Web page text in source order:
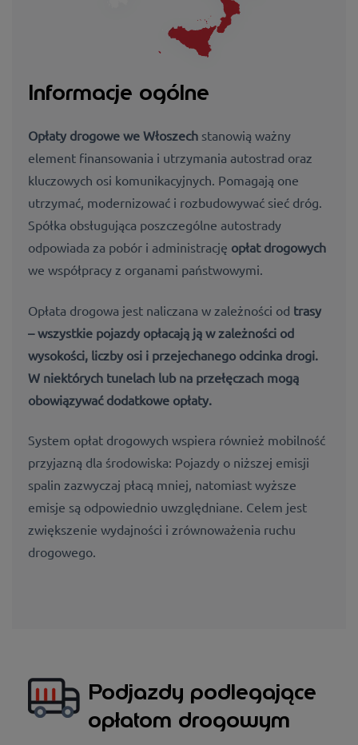
Informacje ogólne
Opłaty drogowe we Włoszech stanowią ważny
element finansowania i utrzymania autostrad oraz
kluczowych osi komunikacyjnych. Pomagają one
utrzymać, modernizować i rozbudowywać sieć dróg.
Spółka obsługująca poszczególne autostrady
odpowiada za pobór i administrację opłat drogowych
we współpracy z organami państwowymi.
Opłata drogowa jest naliczana w zależności od trasy
– wszystkie pojazdy opłacają ją w zależności od
wysokości, liczby osi i przejechanego odcinka drogi.
W niektórych tunelach lub na przełęczach mogą
obowiązywać dodatkowe opłaty.
System opłat drogowych wspiera również mobilność
przyjazną dla środowiska: Pojazdy o niższej emisji
spalin zazwyczaj płacą mniej, natomiast wyższe
emisje są odpowiednio uwzględniane. Celem jest
zwiększenie wydajności i zrównoważenia ruchu
drogowego.
Podjazdy podlegające
opłatom drogowym